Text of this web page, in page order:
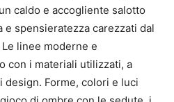
caldo e accogliente salotto
e spensieratezza carezzati dal
linee moderne e
con i materiali utilizzati, a
Forme, colori e luci